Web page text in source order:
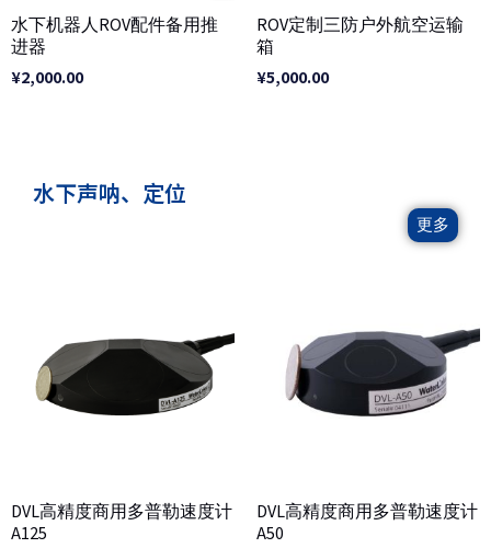
水下机器人ROV配件备用推
进器
¥2,000.00
ROV定制三防户外航空运输
箱
¥5,000.00
水下声呐、定位
更多
DVL高精度商用多普勒速度计
A125
DVL高精度商用多普勒速度计
A50